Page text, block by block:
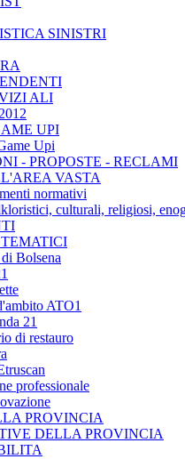
SINISTRI
ALI
UPI
Upi
- PROPOSTE - RECLAMI
VASTA
normativi
culturali, religiosi,
Bolsena
ATO1
21
di restauro
professionale
PROVINCIA
DELLA PROVINCIA